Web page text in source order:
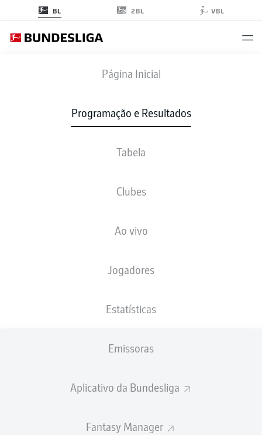
BL 2BL VBL
Página Inicial
Programação e Resultados
Tabela
Clubes
Ao vivo
Jogadores
Estatísticas
Emissoras
Aplicativo da Bundesliga
Fantasy Manager
SVW B04
ESCALAÇÕES
A escalação inicial será divulgada 60
minutos antes do início da partida